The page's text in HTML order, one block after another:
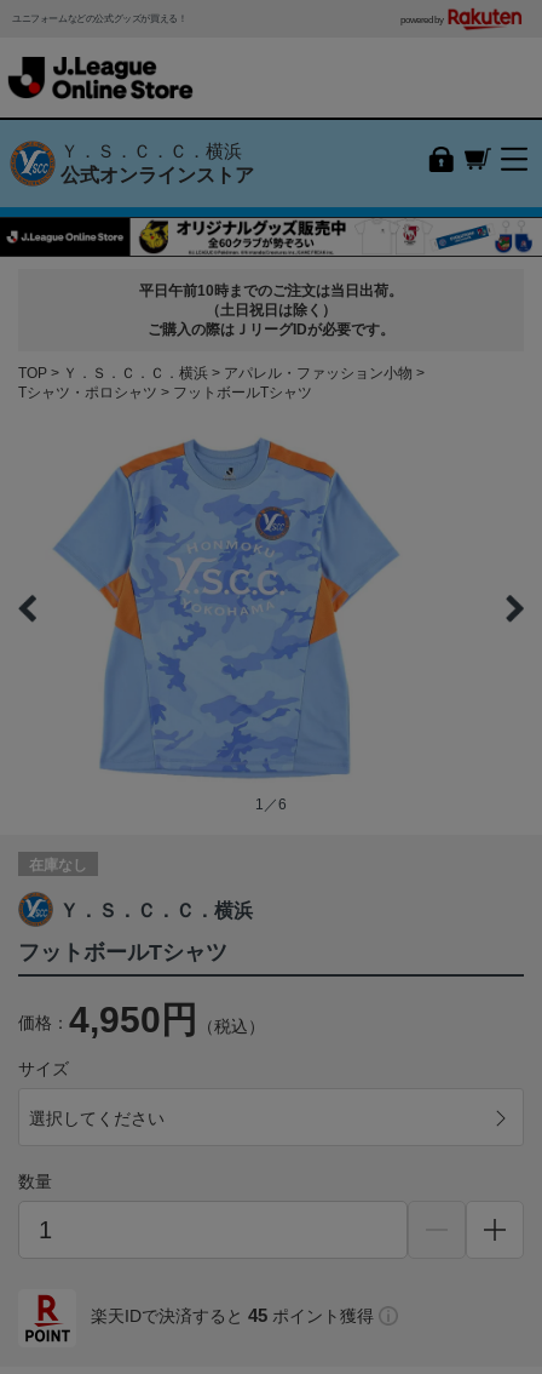
ユニフォームなどの公式グッズが買える！ powered by
Ｙ．Ｓ．Ｃ．Ｃ．横浜
公式オンラインストア
平日午前10時までのご注文は当日出荷。
（土日祝日は除く）
ご購入の際はＪリーグIDが必要です。
TOP Ｙ．Ｓ．Ｃ．Ｃ．横浜
アパレル・ファッション小物
Tシャツ・ポロシャツ
フットボールTシャツ
1／6
在庫なし
Ｙ．Ｓ．Ｃ．Ｃ．横浜
フットボールTシャツ
価格： 4,950円 （税込）
サイズ
選択してください
数量
楽天IDで決済すると 45 ポイント獲得